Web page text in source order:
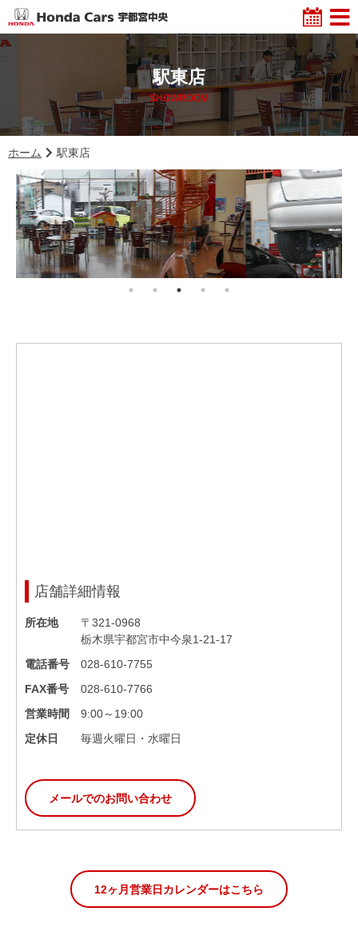
駅東店
SHOWROOM
ホーム 駅東店
店舗詳細情報
所在地
〒321-0968
栃木県宇都宮市中今泉1-21-17
電話番号
028-610-7755
FAX番号
028-610-7766
営業時間
9:00～19:00
定休日
毎週火曜日・水曜日
メールでのお問い合わせ
12ヶ月営業日カレンダーはこちら